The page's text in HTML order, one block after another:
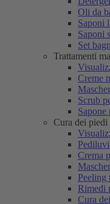
Oli da
Saponi
Saponi
Set
Trattamenti
Creme
Scrub
Sapone
Cura dei piedi
Crema
Peeling
Rimedi
Cura